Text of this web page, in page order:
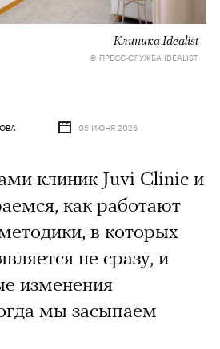
Клиника Idealist
© ПРЕСС-СЛУЖБА IDEALIST
05 ИЮНЯ 2026
клиник Juvi Clinic и
как работают
в которых
не сразу, и
изменения
мы засыпаем